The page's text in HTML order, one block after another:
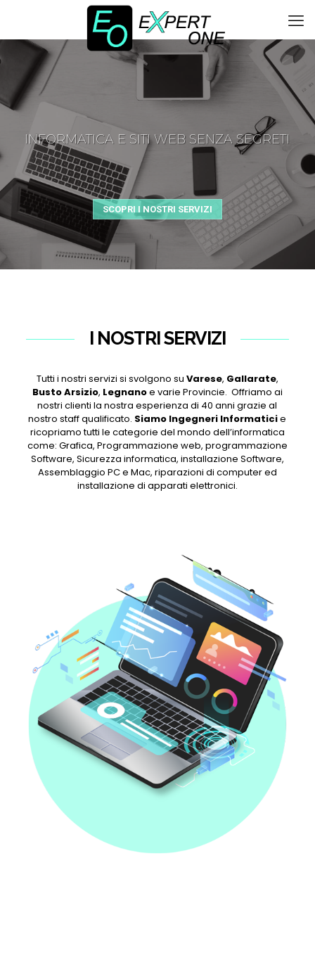
INFORMATICA E SITI WEB SENZA SEGRETI
SCOPRI I NOSTRI SERVIZI
I NOSTRI SERVIZI
Tutti i nostri servizi si svolgono su Varese, Gallarate,
Busto Arsizio, Legnanoe varie Provincie. Offriamo ai
nostri clienti la nostra esperienza di 40 anni grazie al
nostro staff qualificato. Siamo Ingegneri Informaticie
ricopriamo tutti le categorie del mondo dell’informatica
come: Grafica, Programmazione web, programmazione
Software, Sicurezza informatica, installazione Software,
Assemblaggio PC e Mac, riparazioni di computer ed
installazione di apparati elettronici.